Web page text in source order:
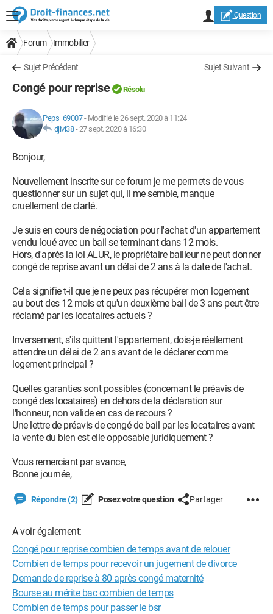
Question
Forum Immobilier
Sujet Précédent Sujet Suivant
Congé pour reprise Résolu
Peps_69007- Modifié le 26 sept. 2020 à 11:24
djivi38-27 sept. 2020 à 16:30
Bonjour,
Nouvellement inscrite sur ce forum je me permets de vous
questionner sur un sujet qui, il me semble, manque
cruellement de clarté.
Je suis en cours de négociation pour l'achat d'un appartement
vendu loué avec un bail se terminant dans 12 mois.
Hors, d'après la loi ALUR, le propriétaire bailleur ne peut donner
congé de reprise avant un délai de 2 ans à la date de l'achat.
Cela signifie t-il que je ne peux pas récupérer mon logement
au bout des 12 mois et qu'un deuxième bail de 3 ans peut être
réclamé par les locataires actuels ?
Inversement, s'ils quittent l'appartement, dois-je réellement
attendre un délai de 2 ans avant de le déclarer comme
logement principal ?
Quelles garanties sont possibles (concernant le préavis de
congé des locataires) en dehors de la déclaration sur
l'honneur, non valide en cas de recours ?
Une lettre de préavis de congé de bail par les locataires avant
la vente du bien est elle opposable juridiquement ?
Vous remerciant par avance,
Bonne journée,
Répondre (2) Posez votre question Partager
A voir également:
Congé pour reprise combien de temps avant de relouer
Combien de temps pour recevoir un jugement de divorce
Demande de reprise à 80 après congé maternité
Bourse au mérite bac combien de temps
Combien de temps pour passer le bsr